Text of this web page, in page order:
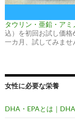
タウリン・亜鉛・ア
込）を初回お試し価
一カ月、試してみませ
女性に必要な栄養
DHA・EPAとは｜